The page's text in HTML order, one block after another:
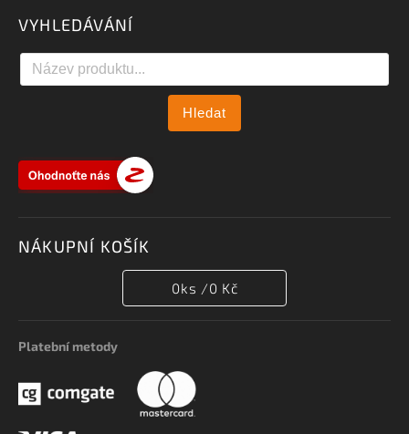
VYHLEDÁVÁNÍ
Hledat
NÁKUPNÍ KOŠÍK
0ks /0 Kč
Platební metody